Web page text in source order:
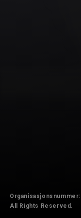
All Rights Reserved.